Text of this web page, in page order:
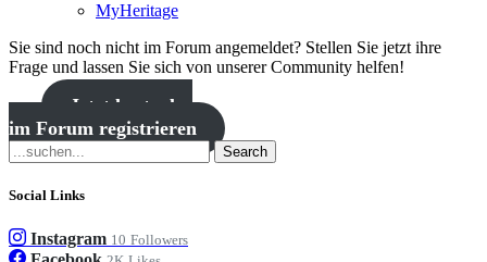
MyHeritage
Sie sind noch nicht im Forum angemeldet? Stellen Sie jetzt ihre
Frage und lassen Sie sich von unserer Community helfen!
Jetzt kostenlos
im Forum registrieren
Search
Social Links
Instagram 10 Followers